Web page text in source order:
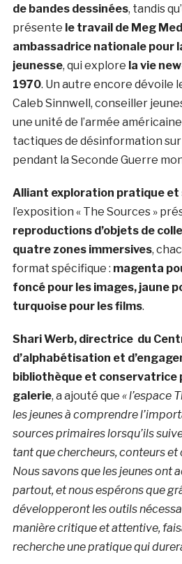
de bandes dessinées, tandis
présente le travail de Meg
ambassadrice nationale pour
jeunesse, qui explore la vie
1970. Un autre encore dévoile
Caleb Sinnwell, conseiller
une unité de l’armée
tactiques de désinformation
pendant la Seconde Guerre
Alliant exploration pratique et
l’exposition « The Sources »
reproductions d’objets de
quatre zones immersives,
format spécifique : magenta
foncé pour les images, jaune
turquoise pour les films.
Shari Werb, directrice du
d’alphabétisation et
bibliothèque et conservatrice
galerie, a ajouté que « l’espace
les jeunes à comprendre
sources primaires lorsqu’ils
tant que chercheurs, conteurs et
Nous savons que les jeunes ont
partout, et nous espérons que
développeront les outils
manière critique et attentive,
recherche une pratique qui